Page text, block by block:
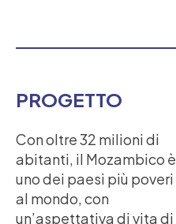
PROGETTO
Con oltre 32 milioni di
abitanti, il Mozambico è
uno dei paesi più poveri
al mondo, con
un’aspettativa di vita di